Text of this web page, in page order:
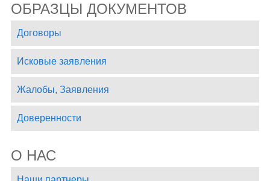
ОБРАЗЦЫ ДОКУМЕНТОВ
Договоры
Исковые заявления
Жалобы, Заявления
Доверенности
О НАС